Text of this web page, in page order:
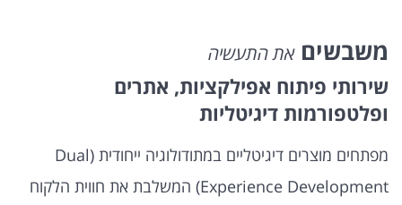
משבשיםאת התעשיה
שירותי פיתוח אפילקציות, אתרים
ופלטפורמות דיגיטליות
מפתחים מוצרים דיגיטליים במתודולוגיה ייחודית (Dual
Experience Development) המשלבת את חווית הלקוח